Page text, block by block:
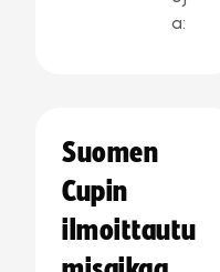
a:
Suomen
Cupin
ilmoittautu